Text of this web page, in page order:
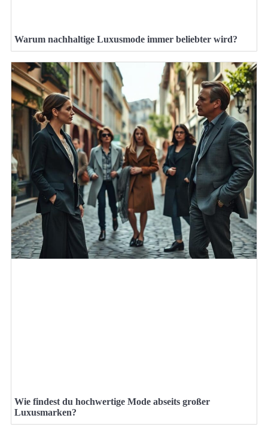
Warum nachhaltige Luxusmode immer beliebter wird?
Wie findest du hochwertige Mode abseits großer
Luxusmarken?